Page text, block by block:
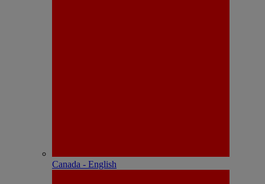
Canada - English